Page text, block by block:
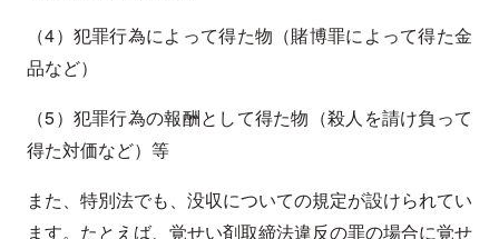
（4）犯罪行為によって得た物（賭博罪によって得た金
品など）
（5）犯罪行為の報酬として得た物（殺人を請け負って
得た対価など）等
また、特別法でも、没収についての規定が設けられてい
ます。たとえば、覚せい剤取締法違反の罪の場合に覚せ